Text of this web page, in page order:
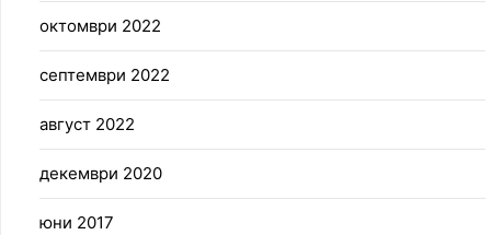
октомври 2022
септември 2022
август 2022
декември 2020
юни 2017